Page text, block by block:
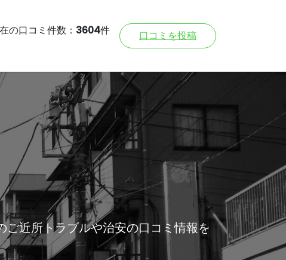
の口コミ件数： 3604件 口コミを投稿
近所トラブルや治安の口コミ情報を